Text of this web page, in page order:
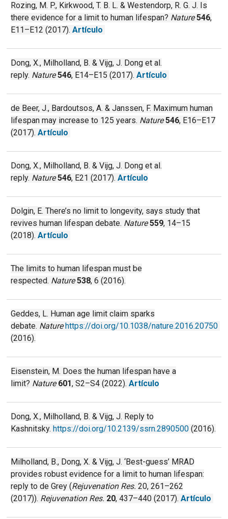
Rozing, M. P., Kirkwood, T. B. L. & Westendorp, R. G. J. Is
there evidence for a limit to human lifespan? Nature 546,
E11–E12 (2017).Artículo
Dong, X., Milholland, B. & Vijg, J. Dong et al.
reply. Nature 546, E14–E15 (2017).Artículo
de Beer, J., Bardoutsos, A. & Janssen, F. Maximum human
lifespan may increase to 125 years. Nature 546, E16–E17
(2017).Artículo
Dong, X., Milholland, B. & Vijg, J. Dong et al.
reply. Nature 546, E21 (2017).Artículo
Dolgin, E. There’s no limit to longevity, says study that
revives human lifespan debate. Nature 559, 14–15
(2018).Artículo
The limits to human lifespan must be
respected. Nature 538, 6 (2016).
Geddes, L. Human age limit claim sparks
debate. Nature https://doi.org/10.1038/nature.2016.20750
(2016).
Eisenstein, M. Does the human lifespan have a
limit? Nature 601, S2–S4 (2022).Artículo
Dong, X., Milholland, B. & Vijg, J. Reply to
Kashnitsky.https://doi.org/10.2139/ssrn.2890500 (2016).
Milholland, B., Dong, X. & Vijg, J. ‘Best-guess’ MRAD
provides robust evidence for a limit to human lifespan:
reply to de Grey (Rejuvenation Res. 20, 261–262
(2017)). Rejuvenation Res. 20, 437–440 (2017).Artículo